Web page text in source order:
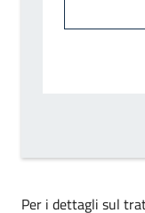
Per i dettagli sul